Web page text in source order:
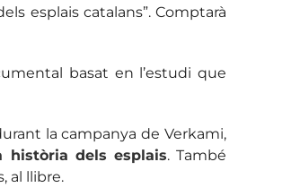
esplais catalans”. Comptarà
basat en l’estudi que
la campanya de Verkami,
història dels esplais. També
al llibre.